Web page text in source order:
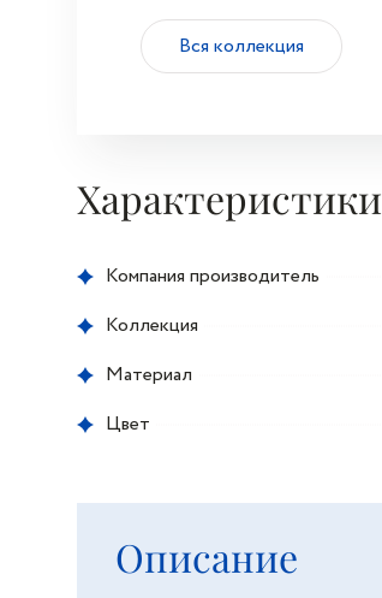
Вся коллекция
Характеристики
Компания производитель
Коллекция
Материал
Цвет
Описание